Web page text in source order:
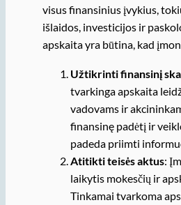
visus finansinius įvykius,
išlaidos, investicijos ir
apskaita yra būtina, kad
Užtikrinti finansinį
tvarkinga apskaita
vadovams ir
finansinę padėtį ir
padeda priimti
Atitikti teisės aktus:
laikytis mokesčių ir
Tinkamai tvarkoma